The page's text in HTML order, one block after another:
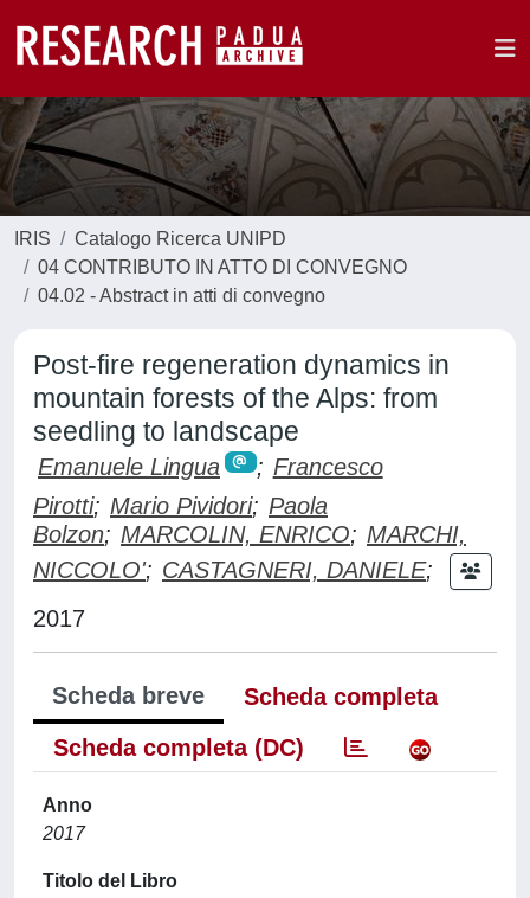
IRIS
Catalogo Ricerca UNIPD
04 CONTRIBUTO IN ATTO DI CONVEGNO
04.02 - Abstract in atti di convegno
Post-fire regeneration dynamics in
mountain forests of the Alps: from
seedling to landscape
Emanuele Lingua ; Francesco
Pirotti; Mario Pividori; Paola
Bolzon; MARCOLIN, ENRICO; MARCHI,
NICCOLO'; CASTAGNERI, DANIELE;
2017
Scheda breve
Scheda completa
Scheda completa (DC)
Anno
2017
Titolo del Libro